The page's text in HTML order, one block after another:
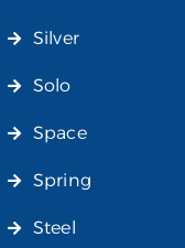
Silver
Solo
Space
Spring
Steel